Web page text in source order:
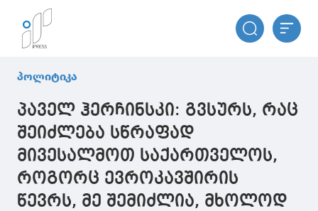
პოლიტიკა
პაველ ჰერჩინსკი: გვსურს, რაც
შეიძლება სწრაფად
მივესალმოთ საქართველოს,
როგორც ევროკავშირის
წევრს, მე შემიძლია, მხოლოდ